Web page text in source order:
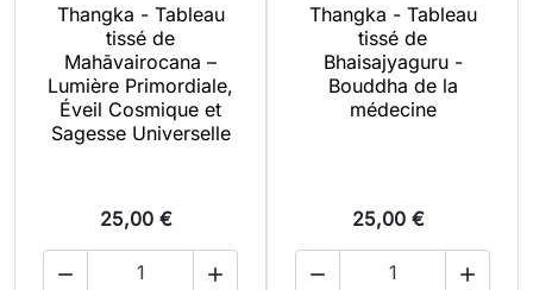
Thangka - Tableau
tissé de
Mahāvairocana –
Lumière Primordiale,
Éveil Cosmique et
Sagesse Universelle
25,00 €
 
Thangka - Tableau
tissé de
Bhaisajyaguru -
Bouddha de la
médecine
25,00 €
 